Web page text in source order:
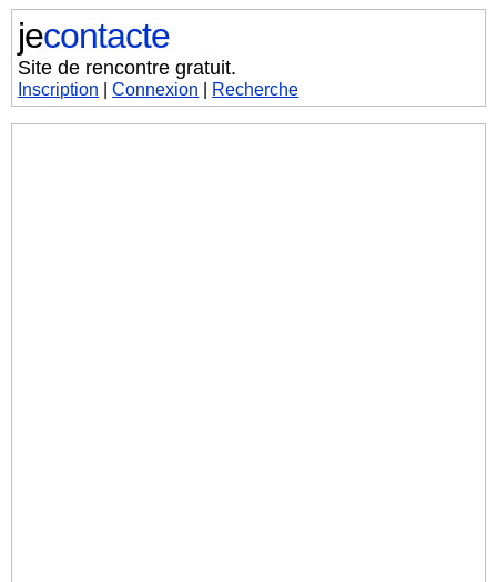
jecontacte
Site de rencontre gratuit.
Inscription |Connexion Recherche